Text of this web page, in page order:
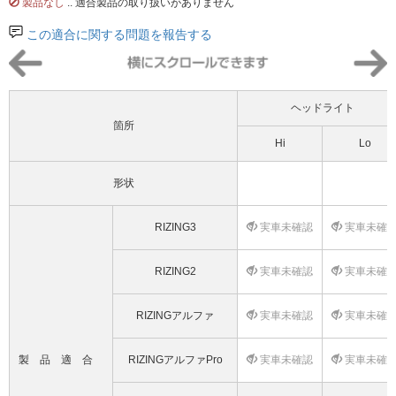
製品なし .. 適合製品の取り扱いがありません
この適合に関する問題を報告する
箇所
ヘッドライト
Hi Lo
形状
製品適合
RIZING3 実車未確認 実車未確
RIZING2 実車未確認 実車未確
RIZINGアルファ 実車未確認 実車未確
RIZINGアルファPro 実車未確認 実車未確